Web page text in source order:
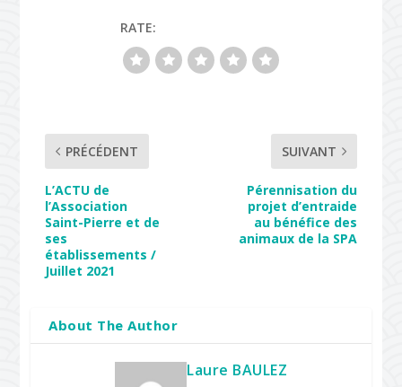
RATE:
PRÉCÉDENT
L’ACTU de
l’Association
Saint-Pierre et de
ses
établissements /
Juillet 2021
SUIVANT
Pérennisation du
projet d’entraide
au bénéfice des
animaux de la SPA
About The Author
Laure BAULEZ